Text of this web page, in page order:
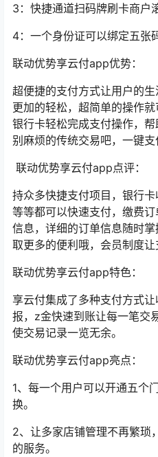
3：快捷通道扫码牌刷卡商户
4：一个身份证可以绑定五张
联动优势享云付app优势：
超便捷的支付方式让用户的
更加的轻松，超简单的操作
银行卡轻松完成支付操作，
别麻烦的传统交易吧，一键支
联动优势享云付app点评：
持众多快捷支付项目，银行
等等都可以快速支付，缴费
信息，详细的订单信息随时
取更多的便利哦，会员制度让
联动优势享云付app特色：
享云付集成了多种支付方式
报，z金快速到账让每一笔交
使交易记录一览无余。
联动优势享云付app亮点：
1、每一个用户可以开通五个
换。
2、让多家店铺管理不再繁琐
的服务。